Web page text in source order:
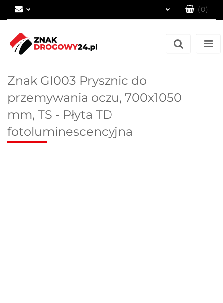
(0)
Znak GI003 Prysznic do
przemywania oczu, 700x1050
mm, TS - Płyta TD
fotoluminescencyjna